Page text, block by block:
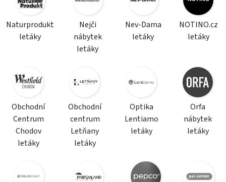
Naturprodukt
letáky
Nejči
nábytek
letáky
Nev-Dama
letáky
NOTINO.cz
letáky
Obchodní
Centrum
Chodov
letáky
Obchodní
centrum
Letňany
letáky
Optika
Lentiamo
letáky
Orfa
nábytek
letáky